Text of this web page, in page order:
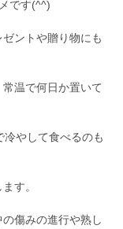
です(^^)
ントや贈り物にも
温で何日か置いて
やして食べるのも
す。
傷みの進行や熟し